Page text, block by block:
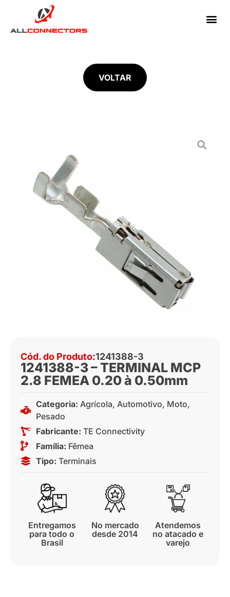
VOLTAR
Cód. do Produto:1241388-3
1241388-3 – TERMINAL MCP
2.8 FEMEA 0.20 à 0.50mm
Categoria: Agrícola, Automotivo, Moto,
Pesado
Fabricante: TE Connectivity
Família: Fêmea
Tipo: Terminais
Entregamos
para todo o
Brasil
No mercado
desde 2014
Atendemos
no atacado e
varejo